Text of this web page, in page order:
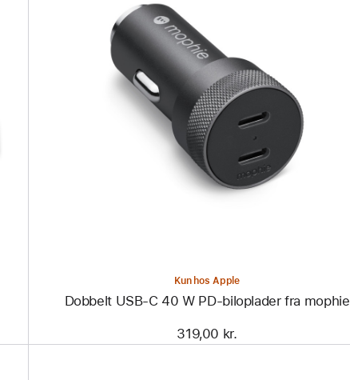
Forrige
Billede
-
Dobbelt
USB-
C
40 W
PD-
biloplader
Kun hos Apple
Dobbelt USB-C 40 W PD-biloplader fra mophie
319,00 kr.